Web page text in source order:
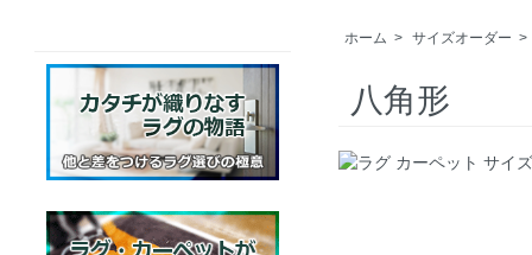
ホーム > サイズオーダー >
八角形